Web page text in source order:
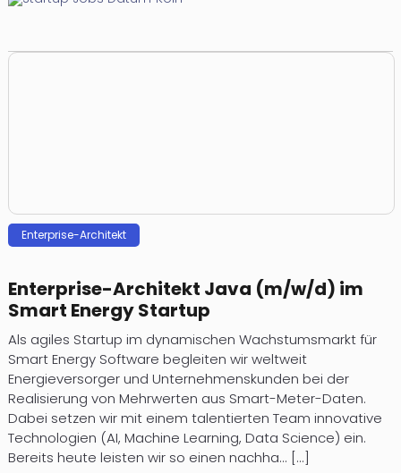
Enterprise-Architekt
Enterprise-Architekt Java (m/w/d) im
Smart Energy Startup
Als agiles Startup im dynamischen Wachstumsmarkt für
Smart Energy Software begleiten wir weltweit
Energieversorger und Unternehmenskunden bei der
Realisierung von Mehrwerten aus Smart-Meter-Daten.
Dabei setzen wir mit einem talentierten Team innovative
Technologien (AI, Machine Learning, Data Science) ein.
Bereits heute leisten wir so einen nachha... [...]